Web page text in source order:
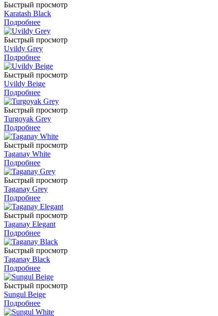
Быстрый просмотр
Karatash Black
Подробнее
Быстрый просмотр
Uvildy Grey
Подробнее
Быстрый просмотр
Uvildy Beige
Подробнее
Быстрый просмотр
Turgoyak Grey
Подробнее
Быстрый просмотр
Taganay White
Подробнее
Быстрый просмотр
Taganay Grey
Подробнее
Быстрый просмотр
Taganay Elegant
Подробнее
Быстрый просмотр
Taganay Black
Подробнее
Быстрый просмотр
Sungul Beige
Подробнее